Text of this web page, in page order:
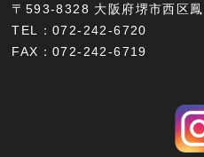
〒593-8328 大阪府堺市西区
TEL：072-242-6720
FAX：072-242-6719